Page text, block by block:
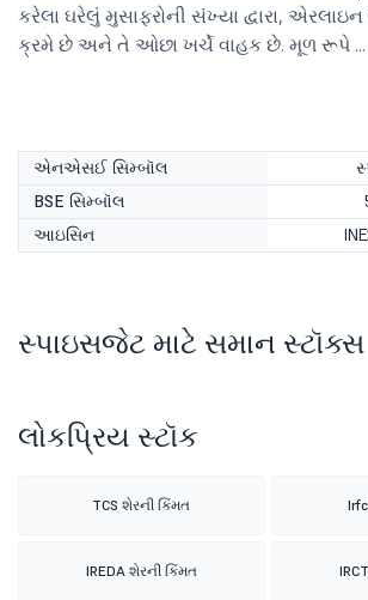
કરેલા ઘરેલું મુસાફરોની સંખ્યા દ્વારા, એરલાઇન
ક્રમે છે અને તે ઓછા ખર્ચે વાહક છે. મૂળ રૂપે ...
એનએસઈ સિમ્બૉલ
BSE સિમ્બૉલ
આઇસિન
સ્પાઇસજેટ માટે સમાન સ્ટૉક્સ
લોકપ્રિય સ્ટૉક
TCS શેરની કિંમત
IREDA શેરની કિંમત